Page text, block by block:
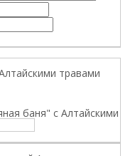
травами
баня" с Алтайскими